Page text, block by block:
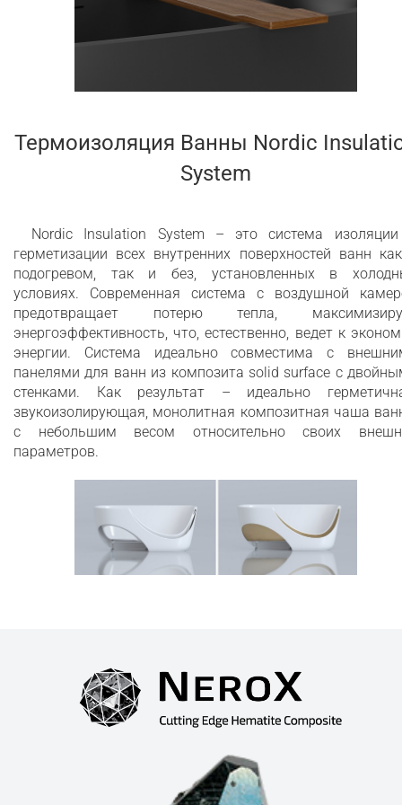
Термоизоляция Ванны Nordic
System
Nordic Insulation System – это система
герметизации всех внутренних поверхностей ванн
подогревом, так и без, установленных в
условиях. Современная система с воздушной
предотвращает потерю тепла,
энергоэффективность, что, естественно, ведет к
энергии. Система идеально совместима с
панелями для ванн из композита solid surface с
стенками. Как результат – идеально
звукоизолирующая, монолитная композитная чаша
с небольшим весом относительно своих
параметров.